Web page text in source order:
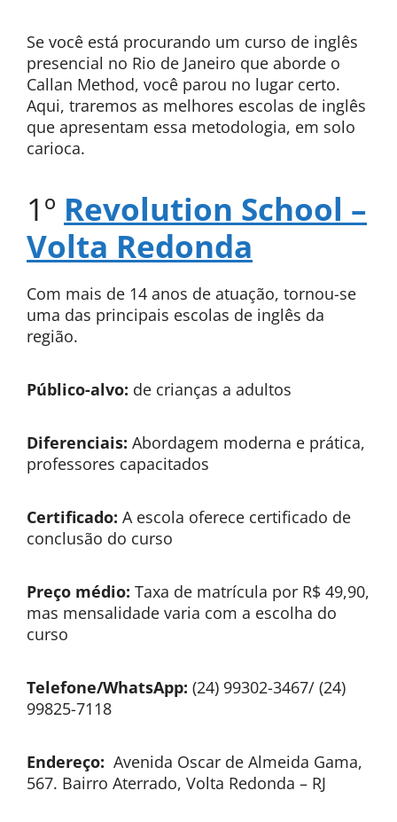
Se você está procurando um curso de inglês
presencial no Rio de Janeiro que aborde o
Callan Method, você parou no lugar certo.
Aqui, traremos as melhores escolas de inglês
que apresentam essa metodologia, em solo
carioca.
1º Revolution School –
Volta Redonda
Com mais de 14 anos de atuação, tornou-se
uma das principais escolas de inglês da
região.
Público-alvo: de crianças a adultos
Diferenciais: Abordagem moderna e prática,
professores capacitados
Certificado: A escola oferece certificado de
conclusão do curso
Preço médio: Taxa de matrícula por R$ 49,90,
mas mensalidade varia com a escolha do
curso
Telefone/WhatsApp: (24) 99302-3467/ (24)
99825-7118
Endereço: Avenida Oscar de Almeida Gama,
567. Bairro Aterrado, Volta Redonda – RJ